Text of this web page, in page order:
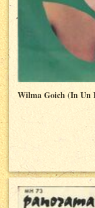
Wilma Goich (In Un